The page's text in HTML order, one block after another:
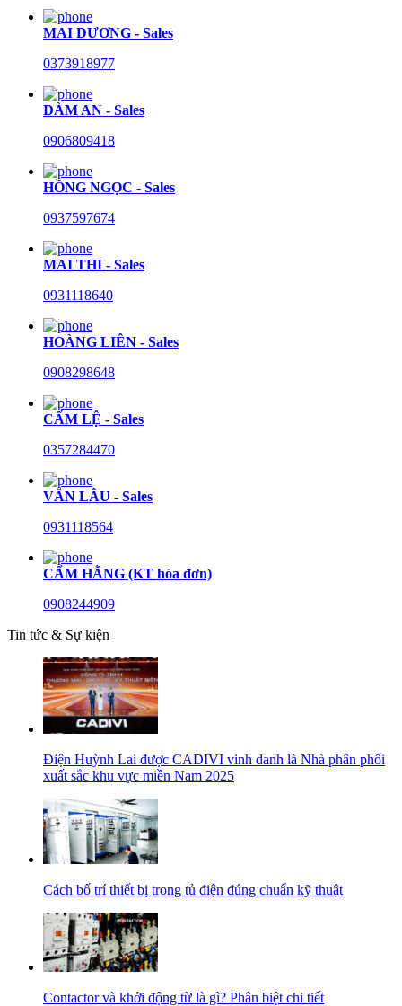
MAI DƯƠNG - Sales
0373918977
ĐÀM AN - Sales
0906809418
HỒNG NGỌC - Sales
0937597674
MAI THI - Sales
0931118640
HOÀNG LIÊN - Sales
0908298648
CẨM LỆ - Sales
0357284470
VĂN LÂU - Sales
0931118564
CẨM HẰNG (KT hóa đơn)
0908244909
Tin tức & Sự kiện
Điện Huỳnh Lai được CADIVI vinh danh là Nhà phân phối
xuất sắc khu vực miền Nam 2025
Cách bố trí thiết bị trong tủ điện đúng chuẩn kỹ thuật
Contactor và khởi động từ là gì? Phân biệt chi tiết